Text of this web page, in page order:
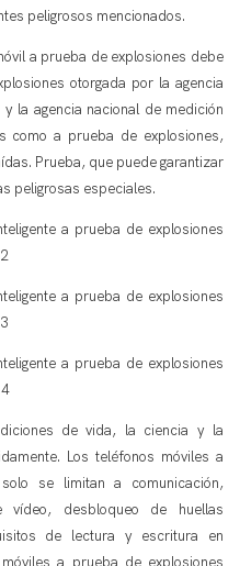
peligrosos mencionados.
a prueba de explosiones debe
otorgada por la agencia
la agencia nacional de medición
como a prueba de explosiones,
Prueba, que puede garantizar
peligrosas especiales.
de vida, la ciencia y la
Los teléfonos móviles a
se limitan a comunicación,
vídeo, desbloqueo de huellas
de lectura y escritura en
a prueba de explosiones